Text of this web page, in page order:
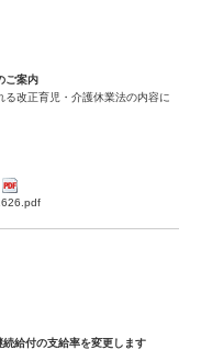
ご案内
改正育児・介護休業法の内容に
給付の支給率を変更します